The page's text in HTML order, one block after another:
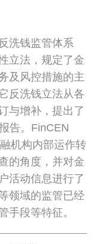
洗钱监管体系
立法，规定了金
及风控措施的主
反洗钱立法从各
与增补，提出了
告。FinCEN
机构内部运作转
的角度，并对金
活动信息进行了
领域的监管已经
手段等特征。